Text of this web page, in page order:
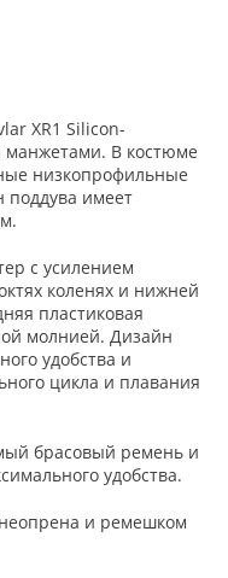
XR1 Silicon-
В костюме
низкопрофильные
поддува имеет
с усилением
коленях и нижней
пластиковая
молнией. Дизайн
удобства и
цикла и плавания
брасовый ремень и
удобства.
и ремешком